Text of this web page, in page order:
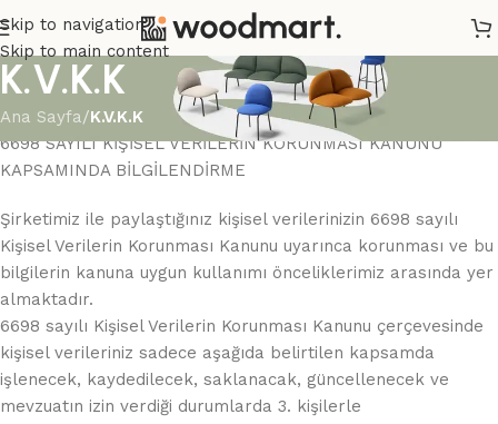
Skip to navigation
Skip to main content
K.V.K.K
Ana Sayfa/K.V.K.K
6698 SAYILI KİŞİSEL VERİLERİN KORUNMASI KANUNU
KAPSAMINDA BİLGİLENDİRME
Şirketimiz ile paylaştığınız kişisel verilerinizin 6698 sayılı
Kişisel Verilerin Korunması Kanunu uyarınca korunması ve bu
bilgilerin kanuna uygun kullanımı önceliklerimiz arasında yer
almaktadır.
6698 sayılı Kişisel Verilerin Korunması Kanunu çerçevesinde
kişisel verileriniz sadece aşağıda belirtilen kapsamda
işlenecek, kaydedilecek, saklanacak, güncellenecek ve
mevzuatın izin verdiği durumlarda 3. kişilerle